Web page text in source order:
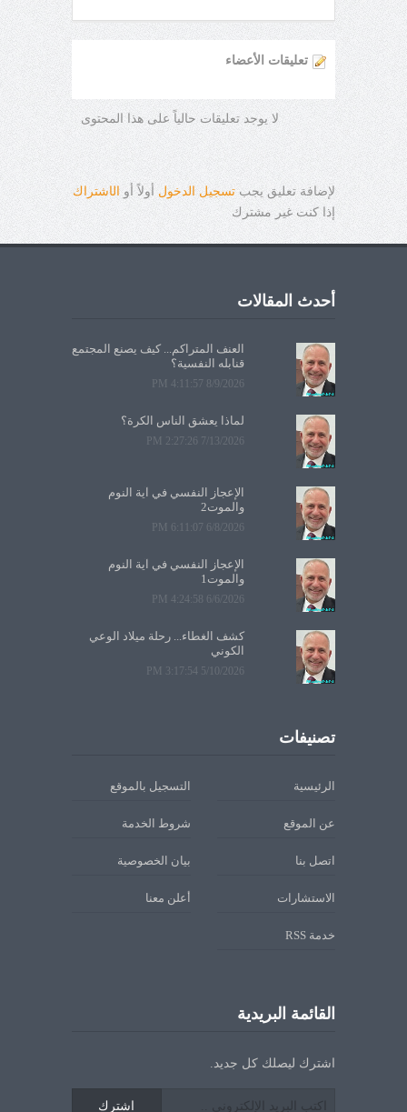
تعليقات الأعضاء
لا يوجد تعليقات حالياً على هذا المحتوى
لإضافة تعليق يجب تسجيل الدخول أولاً أو الاشتراك
إذا كنت غير مشترك
أحدث المقالات
العنف المتراكم... كيف يصنع المجتمع
قنابله النفسية؟
8/9/2026 4:11:57 PM
لماذا يعشق الناس الكرة؟
7/13/2026 2:27:26 PM
الإعجاز النفسي في آية النوم
والموت2
6/8/2026 6:11:07 PM
الإعجاز النفسي في آية النوم
والموت1
6/6/2026 4:24:58 PM
كشف الغطاء... رحلة ميلاد الوعي
الكوني
5/10/2026 3:17:54 PM
تصنيفات
الرئيسية التسجيل بالموقع
عن الموقع شروط الخدمة
اتصل بنا بيان الخصوصية
الاستشارات أعلن معنا
خدمة RSS
القائمة البريدية
اشترك ليصلك كل جديد.
اشترك